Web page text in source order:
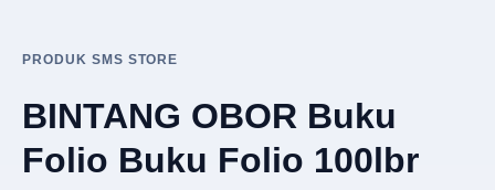
PRODUK SMS STORE
BINTANG OBOR Buku
Folio Buku Folio 100lbr